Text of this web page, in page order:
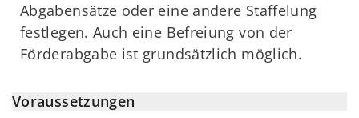
Abgabensätze oder eine andere Staffelung
festlegen. Auch eine Befreiung von der
Förderabgabe ist grundsätzlich möglich.
Voraussetzungen